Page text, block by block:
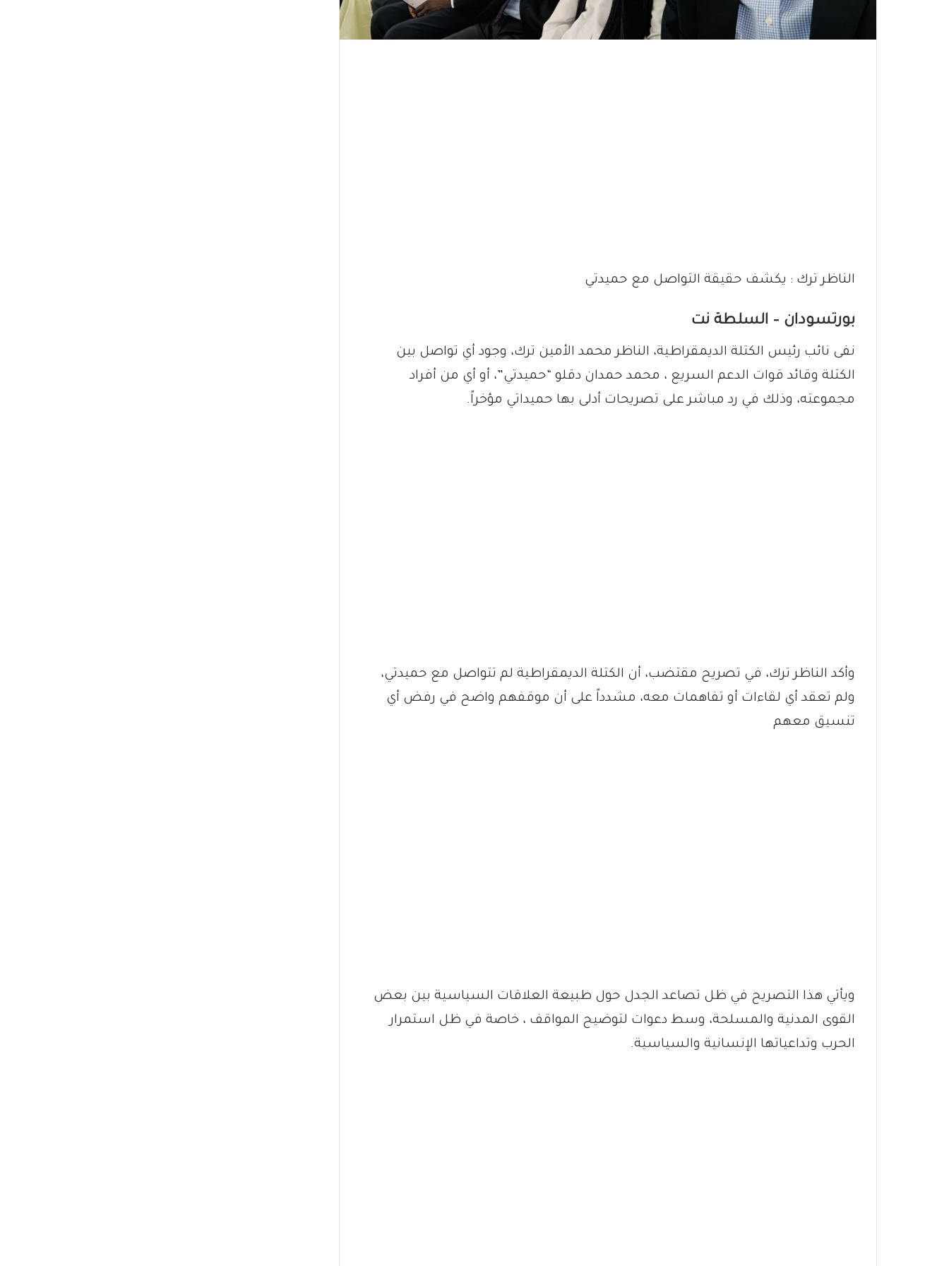
الناظر ترك : يكشف حقيقة التواصل مع حميدتي
بورتسودان – السلطة نت
نفى نائب رئيس الكتلة الديمقراطية، الناظر محمد الأمين ترك، وجود أي تواصل بين
الكتلة وقائد قوات الدعم السريع ، محمد حمدان دقلو “حميدتي”، أو أي من أفراد
مجموعته، وذلك في رد مباشر على تصريحات أدلى بها حميداتي مؤخراً.
وأكد الناظر ترك، في تصريح مقتضب، أن الكتلة الديمقراطية لم تتواصل مع حميدتي،
ولم تعقد أي لقاءات أو تفاهمات معه، مشدداً على أن موقفهم واضح في رفض أي
تنسيق معهم
ويأتي هذا التصريح في ظل تصاعد الجدل حول طبيعة العلاقات السياسية بين بعض
القوى المدنية والمسلحة، وسط دعوات لتوضيح المواقف ، خاصة في ظل استمرار
الحرب وتداعياتها الإنسانية والسياسية.